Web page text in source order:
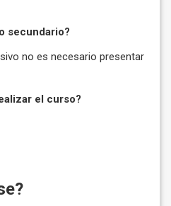
secundario?
no es necesario presentar
el curso?